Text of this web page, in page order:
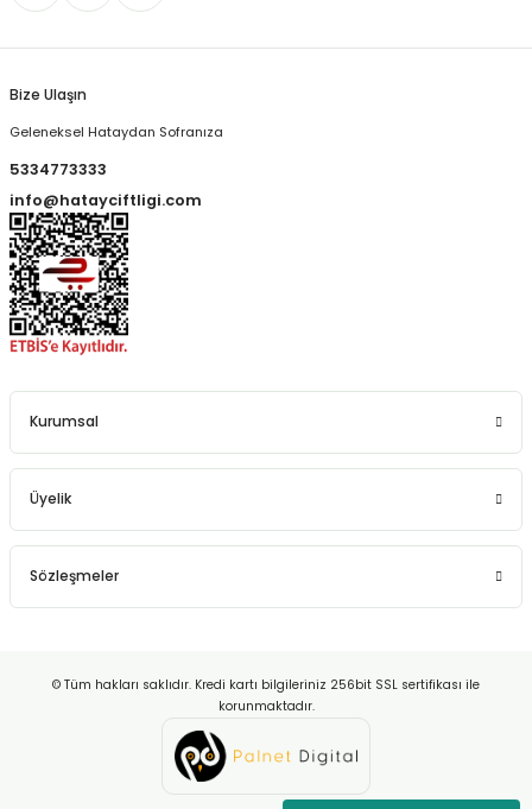
Bize Ulaşın
Geleneksel Hataydan Sofranıza
5334773333
info@hatayciftligi.com
Kurumsal
Üyelik
Sözleşmeler
© Tüm hakları saklıdır. Kredi kartı bilgileriniz 256bit SSL sertifikası ile
korunmaktadır.